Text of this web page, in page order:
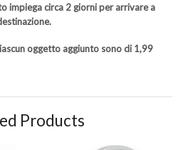
impiega circa 2 giorni per arrivare a
oggetto aggiunto sono di 1,99
Products